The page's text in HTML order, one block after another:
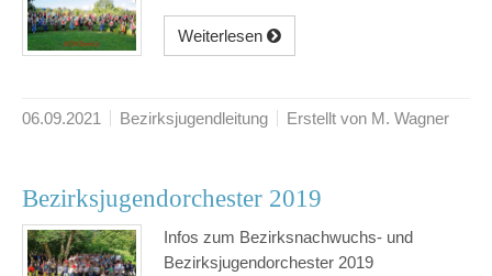
Weiterlesen
06.09.2021 Bezirksjugendleitung Erstellt von M. Wagner
Bezirksjugendorchester 2019
Infos zum Bezirksnachwuchs- und
Bezirksjugendorchester 2019